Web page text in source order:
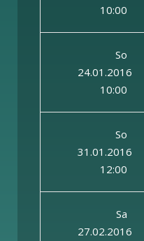
10:00
So
24.01.2016
10:00
So
31.01.2016
12:00
Sa
27.02.2016